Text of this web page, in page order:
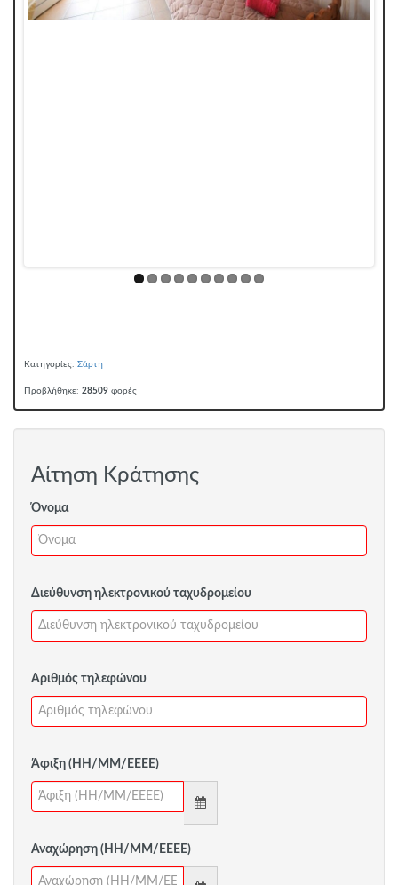
Κατηγορίες: Σάρτη
Προβλήθηκε: 28509 φορές
Αίτηση Κράτησης
Όνομα
Διεύθυνση ηλεκτρονικού ταχυδρομείου
Αριθμός τηλεφώνου
Άφιξη (ΗΗ/ΜΜ/ΕΕΕΕ)
Αναχώρηση (ΗΗ/ΜΜ/ΕΕΕΕ)